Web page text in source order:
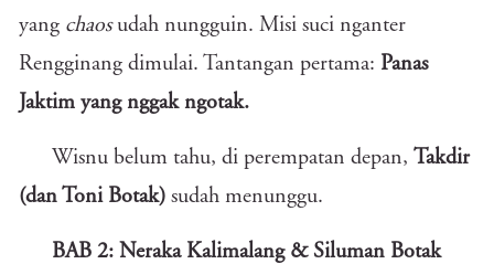
yang chaosudah nungguin. Misi suci nganter
Rengginang dimulai. Tantangan pertama: Panas
Jaktim yang nggak ngotak.
Wisnu belum tahu, di perempatan depan, Takdir
(dan Toni Botak) sudah menunggu.
BAB 2: Neraka Kalimalang & Siluman Botak